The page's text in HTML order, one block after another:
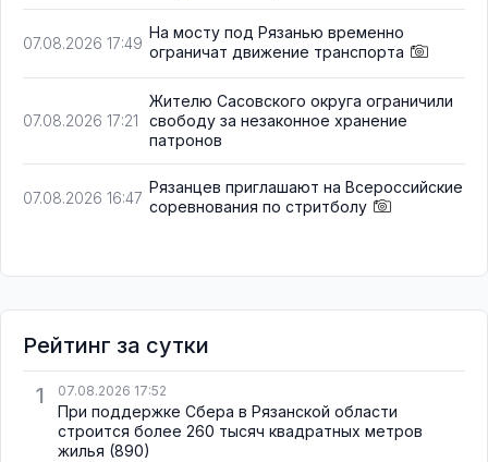
07.08.2026 17:49
На мосту под Рязанью временно
ограничат движение транспорта
07.08.2026 17:21
Жителю Сасовского округа ограничили
свободу за незаконное хранение
патронов
07.08.2026 16:47
Рязанцев приглашают на Всероссийские
соревнования по стритболу
Рейтинг за сутки
1
07.08.2026 17:52
При поддержке Сбера в Рязанской области
строится более 260 тысяч квадратных метров
жилья (890)